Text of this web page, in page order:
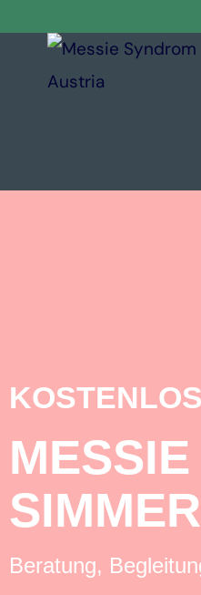
Beratung,